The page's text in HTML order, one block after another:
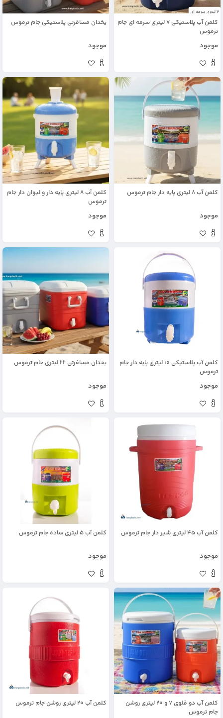
کلمن آب پلاستیکی 7 لیتری سرمه ای جام
ترموس
موجود
یخدان مسافرتی پلاستیکی جام ترموس
موجود
کلمن آب 8 لیتری پایه دار جام ترموس
موجود
کلمن آب 8 لیتری پایه دار و لیوان دار جام
ترموس
موجود
کلمن آب پلاستیکی 10 لیتری پایه دار جام
ترموس
موجود
یخدان مسافرتی 22 لیتری جام ترموس
موجود
کلمن آب 45 لیتری شیر دار جام ترموس
موجود
کلمن آب 5 لیتری ساده جام ترموس
موجود
کلمن آب دو قلوی 7 و 20 لیتری روشن
جام ترموس
کلمن آب 20 لیتری روشن جام ترموس